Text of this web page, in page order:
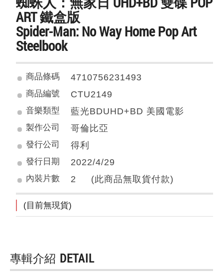
ART 鐵盒版
Spider-Man: No Way Home Pop Art
Steelbook
商品條碼 4710756231493
商品編號 CTU2149
音樂類型 藍光BDUHD+BD 美國電影
製作公司 哥倫比亞
發行公司 得利
發行日期 2022/4/29
內裝片數 2 (此商品無取貨付款)
(目前無現貨)
專輯介紹 DETAIL